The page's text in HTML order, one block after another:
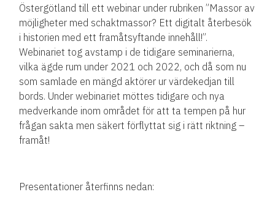
Östergötland till ett webinar under rubriken ”Massor av
möjligheter med schaktmassor? Ett digitalt återbesök
i historien med ett framåtsyftande innehåll!”.
Webinariet tog avstamp i de tidigare seminarierna,
vilka ägde rum under 2021 och 2022, och då som nu
som samlade en mängd aktörer ur värdekedjan till
bords. Under webinariet möttes tidigare och nya
medverkande inom området för att ta tempen på hur
frågan sakta men säkert förflyttat sig i rätt riktning –
framåt!
Presentationer återfinns nedan: